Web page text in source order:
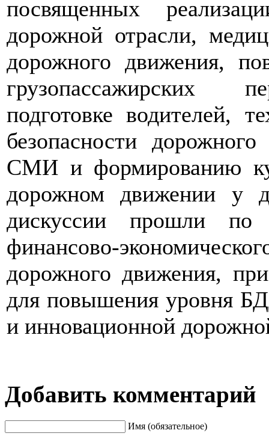
посвященных
дорожной отрасли,
дорожного движения,
грузопассажирских
подготовке водителей,
безопасности
СМИ и формированию
дорожном движении у
дискуссии прошли по
финансово-
дорожного движения,
для повышения уровня
и инновационной
Добавить комментарий
Имя (обязательное)